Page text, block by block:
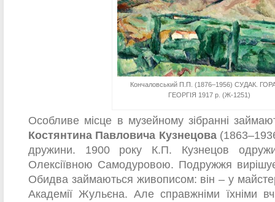
Кончаловський П.П. (1876–1956) СУДАК.
ГЕОРГІЯ 1917 р. (Ж-1251)
Особливе місце в музейному зібранні
Костянтина Павловича Кузнецова
дружини. 1900 року К.П. Кузнецов
Олексіївною Самодуровою. Подружжя
Обидва займаються живописом: він – у
Академії Жульєна. Але справжніми їхніми